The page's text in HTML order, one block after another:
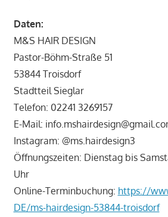
Daten:
M&S HAIR DESIGN
Pastor-Böhm-Straße 51
53844 Troisdorf
Stadtteil Sieglar
Telefon: 02241 3269157
E-Mail:
Instagram: @ms.hairdesign3
Öffnungszeiten: Dienstag bis
Uhr
Online-Terminbuchung: https://
DE/ms-hairdesign-53844-troisdorf